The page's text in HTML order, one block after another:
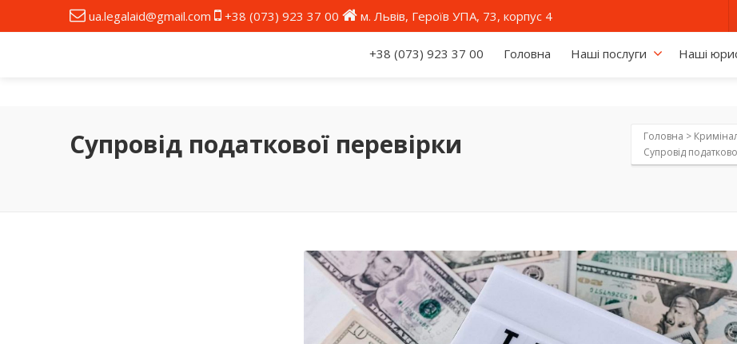
ua.legalaid@gmail.com +38 (073) 923 37 00 м. Львів, Героїв УПА, 73, корпус 4
+38 (073) 923 37 00 Головна Наші послуги Наші
Супровід податкової перевірки Головна >
Супровід